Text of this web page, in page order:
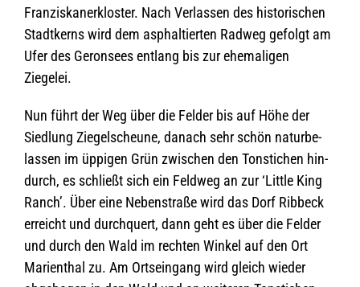
Fran­zis­ka­ner­klos­ter. Nach Ver­las­sen des his­to­ri­schen
Stadt­kerns wird dem asphal­tier­ten Rad­weg gefolgt am
Ufer des Geron­sees ent­lang bis zur ehe­ma­li­gen
Ziegelei.
Nun führt der Weg über die Fel­der bis auf Höhe der
Sied­lung Zie­gel­scheune, danach sehr schön natur­be­
las­sen im üppi­gen Grün zwi­schen den Ton­sti­chen hin­
durch, es schließt sich ein Feld­weg an zur ‘Little King
Ranch’. Über eine Neben­straße wird das Dorf Rib­beck
erreicht und durch­quert, dann geht es über die Fel­der
und durch den Wald im rech­ten Win­kel auf den Ort
Mari­en­thal zu. Am Orts­ein­gang wird gleich wie­der